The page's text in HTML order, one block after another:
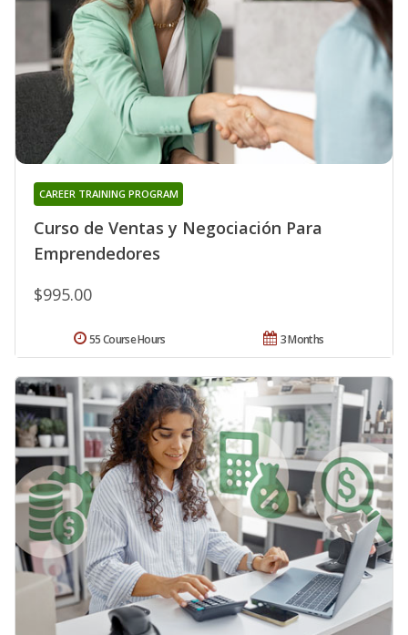
Curso de Ventas y Negociación Para
Emprendedores
CAREER TRAINING PROGRAM
$995.00
3 Months
55 Course Hours